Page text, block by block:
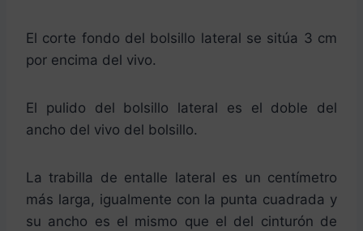
El corte fondo del bolsillo lateral se sitúa 3 cm
por encima del vivo.
El pulido del bolsillo lateral es el doble del
ancho del vivo del bolsillo.
La trabilla de entalle lateral es un centímetro
más larga, igualmente con la punta cuadrada y
su ancho es el mismo que el del cinturón de